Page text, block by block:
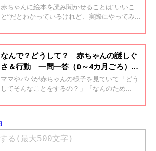
監修】
赤ちゃんに絵本を読み聞かせることは“いいこ
と”だとわかっているけれど、実際にやってみ
わからないのに意味あるの？」「どんなふうに
読んであげるのがいいんだろう？」とわからな
いことがいっぱい。そこで、ひよこクラブに寄
せられた0～1才代赤ちゃんがいるママ・パパか
らの「絵本の読み聞かせ」に関する疑問につい
て、保育学・幼児教育学専門家の金元あゆみ先
生に聞きました。
なんで？どうして？ 赤ちゃんの謎しぐ
さ＆行動 一問一答（0～4カ月ごろ）
【小児科医】
ママやパパが赤ちゃんの様子を見ていて「どう
してそんなことをするの？」「なんのため
なことはありませんか。そんな赤ちゃんの気に
恵利子先生に聞きました。ねんねのころ（0～4
カ月ごろ）の謎しぐさ・行動8つについてで
す。